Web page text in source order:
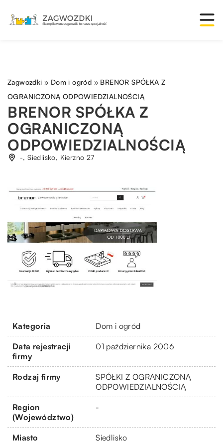
Zagwozdki » Dom i ogród » BRENOR SPÓŁKA Z
OGRANICZONĄ ODPOWIEDZIALNOŚCIĄ
BRENOR SPÓŁKA Z
OGRANICZONĄ
ODPOWIEDZIALNOŚCIĄ
-, Siedlisko, Kierzno 27
Kategoria Dom i ogród
Data rejestracji
firmy
01 października 2006
Rodzaj firmy
SPÓŁKI Z OGRANICZONĄ
ODPOWIEDZIALNOŚCIĄ
Region
(Województwo)
-
Miasto Siedlisko